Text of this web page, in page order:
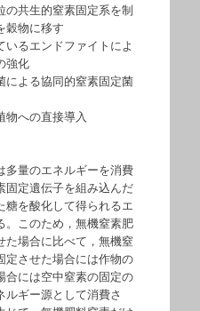
の共生的窒素固定系を制
穀物に移す
るエンドファイトによ
強化
による協同的窒素固定菌
物への直接導入
量のエネルギーを消費
固定遺伝子を組み込んだ
糖を酸化して得られるエ
。このため，無機窒素肥
た場合に比べて，無機窒
定させた場合には作物の
合には空中窒素の固定の
ギー源として消費さ